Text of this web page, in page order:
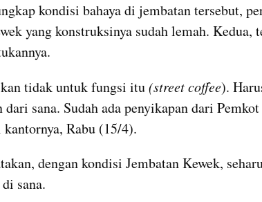
kondisi bahaya di jembatan tersebut,
yang konstruksinya sudah lemah. Kedua,
kan tidak untuk fungsi itu (street coffee).
dari sana. Sudah ada penyikapan dari
Rabu (15/4).
dengan kondisi Jembatan Kewek,
sana.